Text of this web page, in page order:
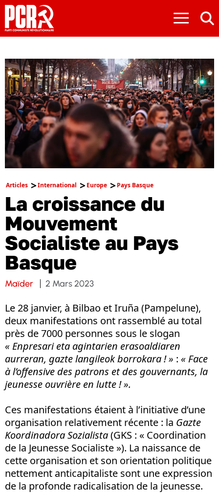
≡
Articles International Europe Pays Basque
La croissance du
Mouvement
Socialiste au Pays
Basque
Maïder 2 Mars 2023
Le 28 janvier, à Bilbao et Iruña (Pampelune),
deux manifestations ont rassemblé au total
près de 7000 personnes sous le slogan
« Enpresari eta agintarien erasoaldiaren
aurreran, gazte langileok borrokara ! » : « Face
à l’offensive des patrons et des gouvernants, la
jeunesse ouvrière en lutte ! ».
Ces manifestations étaient à l’initiative d’une
organisation relativement récente : la Gazte
Koordinadora Sozialista(GKS : « Coordination
de la Jeunesse Socialiste »). La naissance de
cette organisation et son orientation politique
nettement anticapitaliste sont une expression
de la profonde radicalisation de la jeunesse.